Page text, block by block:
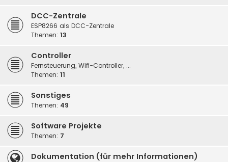
DCC-Zentrale
ESP8266 als DCC-Zentrale
Themen: 13
Controller
Fernsteuerung, Wifi-Controller, ...
Themen: 11
Sonstiges
Themen: 49
Software Projekte
Themen: 7
Dokumentation (für mehr Informationen)